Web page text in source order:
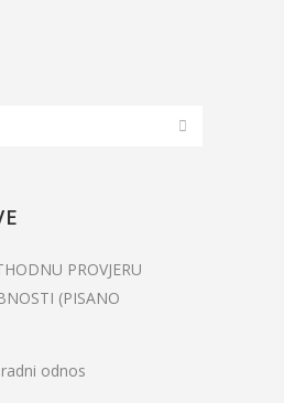
PROVJERU
(PISANO
odnos